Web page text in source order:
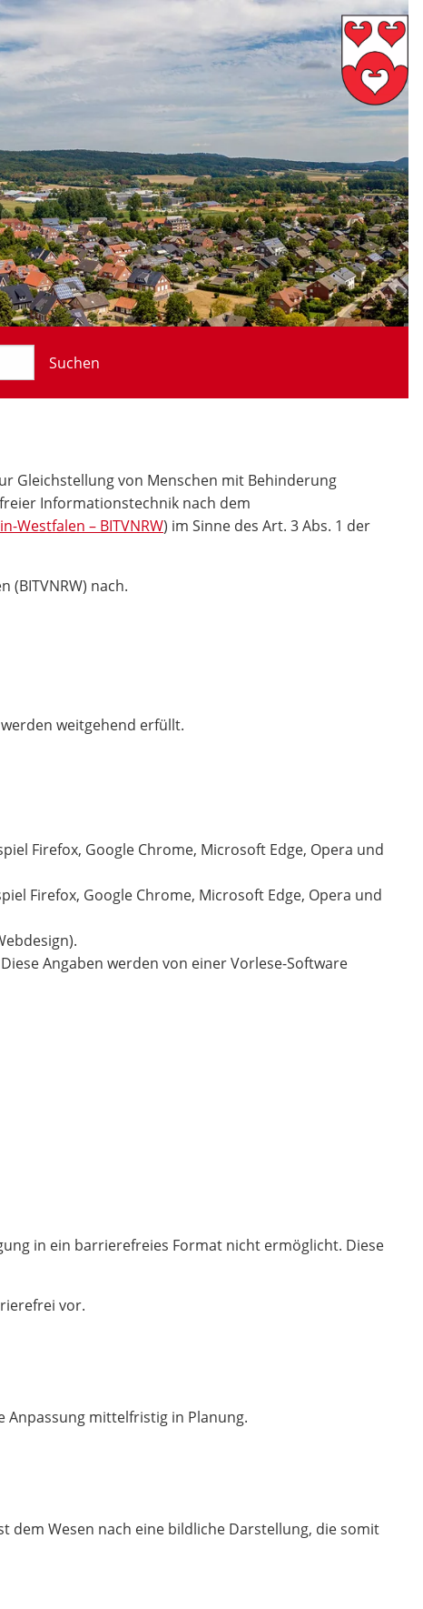
Suchen
Gleichstellung von Menschen mit Behinderung
Informationstechnik nach dem
– BITVNRW) im Sinne des Art. 3 Abs. 1 der
nach.
werden weitgehend erfüllt.
Firefox, Google Chrome, Microsoft Edge, Opera und
Firefox, Google Chrome, Microsoft Edge, Opera und
Angaben werden von einer Vorlese-Software
in ein barrierefreies Format nicht ermöglicht. Diese
vor.
mittelfristig in Planung.
dem Wesen nach eine bildliche Darstellung, die somit